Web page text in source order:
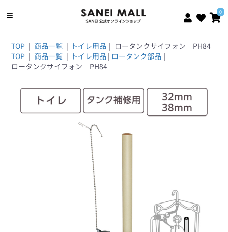
0
TOP | 商品一覧 | トイレ用品 | ロータンクサイフォン PH84
TOP | 商品一覧 | トイレ用品 | ロータンク部品 |
ロータンクサイフォン PH84